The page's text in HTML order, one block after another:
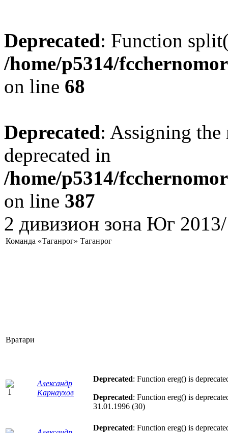
Deprecated: Function
/home/p5314/
on line 68
Deprecated: Assigning the
deprecated in
/home/p5314/
on line 387
2 дивизион зона Юг
Команда «Таганрог» Таганрог
Вратари
Александр
Карнаухов
Deprecated: Function ereg() is
Deprecated: Function ereg() is
31.01.1996 (30)
Deprecated: Function ereg() is